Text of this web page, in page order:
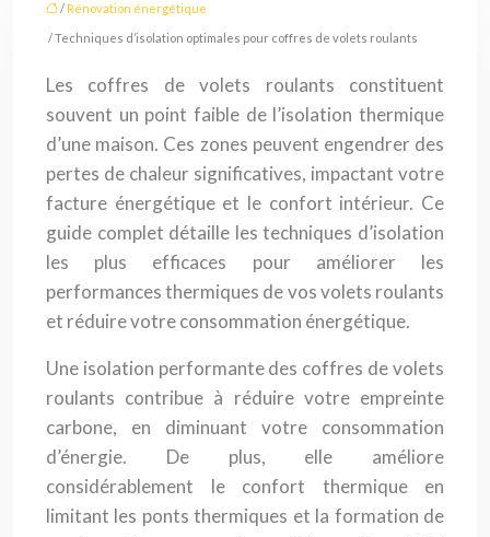
/ Rénovation énergétique
/ Techniques d’isolation optimales pour coffres de volets roulants
Les coffres de volets roulants constituent
souvent un point faible de l’isolation thermique
d’une maison. Ces zones peuvent engendrer des
pertes de chaleur significatives, impactant votre
facture énergétique et le confort intérieur. Ce
guide complet détaille les techniques d’isolation
les plus efficaces pour améliorer les
performances thermiques de vos volets roulants
et réduire votre consommation énergétique.
Une isolation performante des coffres de volets
roulants contribue à réduire votre empreinte
carbone, en diminuant votre consommation
d’énergie. De plus, elle améliore
considérablement le confort thermique en
limitant les ponts thermiques et la formation de